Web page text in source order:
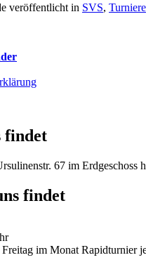
veröffentlicht in SVS, Turniere
findet
67 im
findet
im Monat Rapidturnier